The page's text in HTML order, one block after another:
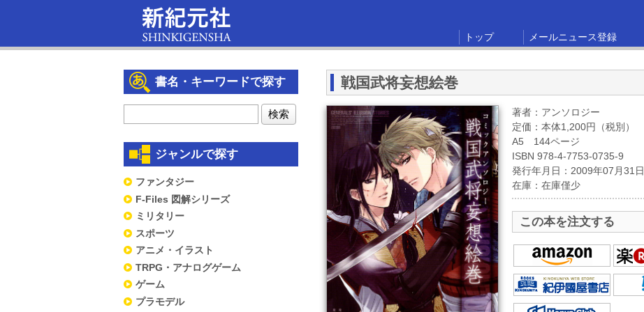
トップ メールニュース登録
戦国武将妄想絵巻
著者：アンソロジー
定価：本体1,200円（税別）
A5 144ページ
ISBN 978-4-7753-0735-9
発行年月日：2009年07月31日
在庫：在庫僅少
この本を注文する
書名・キーワードで探す
ジャンルで探す
ファンタジー
F-Files 図解シリーズ
ミリタリー
スポーツ
アニメ・イラスト
TRPG・アナログゲーム
ゲーム
プラモデル